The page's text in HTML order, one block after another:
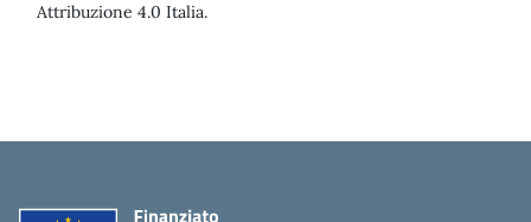
Attribuzione 4.0 Italia.